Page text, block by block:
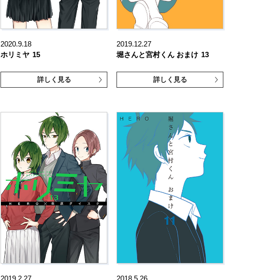
2020.9.18
ホリミヤ 15
詳しく見る
2019.12.27
堀さんと宮村くん おまけ 13
詳しく見る